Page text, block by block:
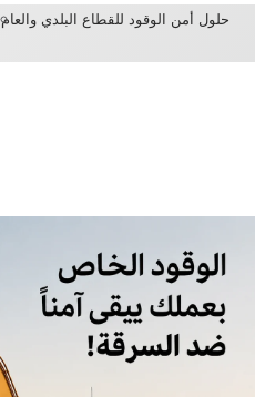
حلول أمن الوقود للقطاع البلدي والعام